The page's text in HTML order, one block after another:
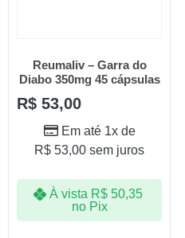
Reumaliv – Garra do
Diabo 350mg 45 cápsulas
R$ 53,00
Em até 1x de
R$ 53,00 sem juros
À vista R$50,35
no Pix